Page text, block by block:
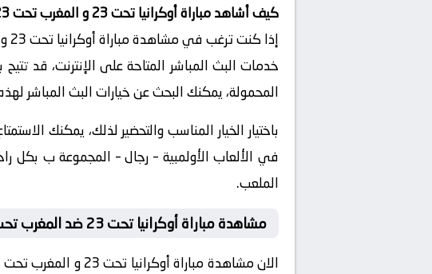
كيف أشاهد مباراة أوكرانيا تحت 23 و المغرب تحت 23 بث مباشر
خدمات البث المباشر المتاحة على الإنترنت، قد
المحمولة، يمكنك البحث عن خيارات البث المباشر
الملعب.
مشاهدة مباراة أوكرانيا تحت 23 ضد المغرب تحت 23
الان مشاهدة مباراة أوكرانيا تحت 23 و المغرب تحت 23 بث مباشر عبر موقع